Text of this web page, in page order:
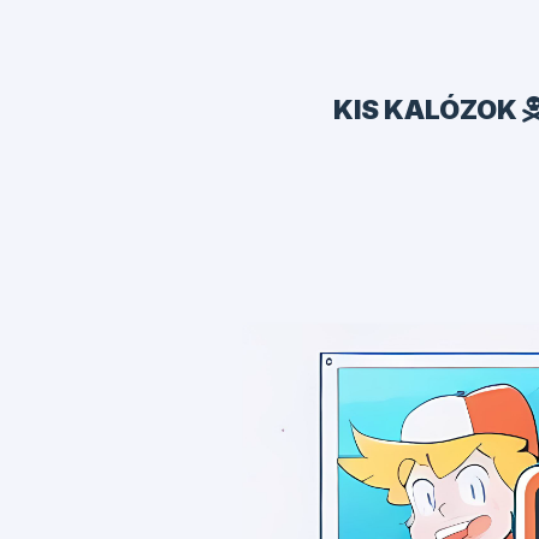
KIS KALÓZOK